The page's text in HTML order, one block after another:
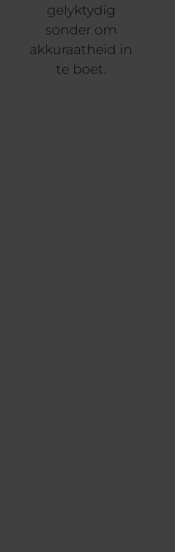
gelyktydig
sonder om
akkuraatheid in
te boet.